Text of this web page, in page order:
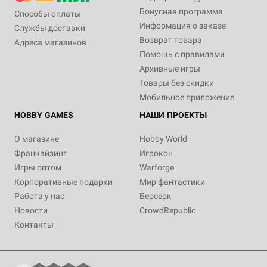
Способы оплаты
Службы доставки
Адреса магазинов
Бонусная программа
Информация о заказе
Возврат товара
Помощь с правилами
Архивные игры
Товары без скидки
Мобильное приложение
HOBBY GAMES
О магазине
Франчайзинг
Игры оптом
Корпоративные подарки
Работа у нас
Новости
Контакты
НАШИ ПРОЕКТЫ
Hobby World
Игрокон
Warforge
Мир фантастики
Берсерк
CrowdRepublic